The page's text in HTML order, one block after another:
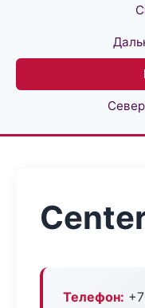
Телефон: